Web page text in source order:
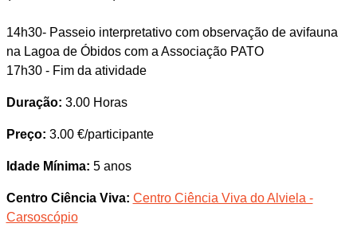
14h30- Passeio interpretativo com observação de avifauna
na Lagoa de Óbidos com a Associação PATO
17h30 - Fim da atividade
Duração: 3.00 Horas
Preço: 3.00 €/participante
Idade Mínima: 5 anos
Centro Ciência Viva: Centro Ciência Viva do Alviela -
Carsoscópio